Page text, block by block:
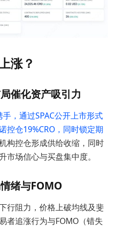
涨？
催化资产吸引力
，通过SPAC公开上市形式
控仓19%CRO，同时锁定期
构控仓形成供给收缩，同时
市场信心与买盘集中度。
绪与FOMO
行阻力，价格上破均线及斐
者追涨行为与FOMO（错失